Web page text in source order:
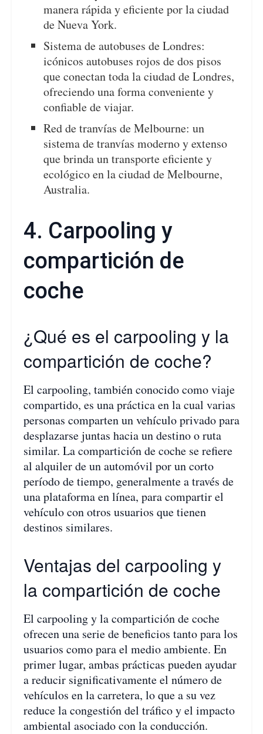
manera rápida y eficiente por la ciudad
de Nueva York.
Sistema de autobuses de Londres:
icónicos autobuses rojos de dos pisos
que conectan toda la ciudad de Londres,
ofreciendo una forma conveniente y
confiable de viajar.
Red de tranvías de Melbourne: un
sistema de tranvías moderno y extenso
que brinda un transporte eficiente y
ecológico en la ciudad de Melbourne,
Australia.
4. Carpooling y
compartición de
coche
¿Qué es el carpooling y la
compartición de coche?
El carpooling, también conocido como viaje
compartido, es una práctica en la cual varias
personas comparten un vehículo privado para
desplazarse juntas hacia un destino o ruta
similar. La compartición de coche se refiere
al alquiler de un automóvil por un corto
período de tiempo, generalmente a través de
una plataforma en línea, para compartir el
vehículo con otros usuarios que tienen
destinos similares.
Ventajas del carpooling y
la compartición de coche
El carpooling y la compartición de coche
ofrecen una serie de beneficios tanto para los
usuarios como para el medio ambiente. En
primer lugar, ambas prácticas pueden ayudar
a reducir significativamente el número de
vehículos en la carretera, lo que a su vez
reduce la congestión del tráfico y el impacto
ambiental asociado con la conducción.